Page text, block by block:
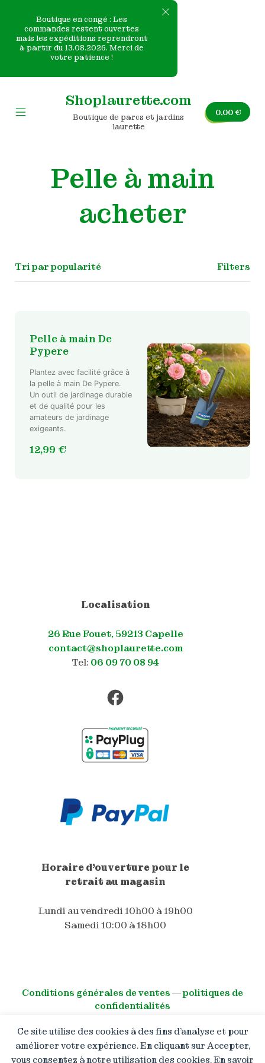
Boutique en congé : Les
commandes restent ouvertes
mais les expéditions reprendront
à partir du 13.08.2026. Merci de
votre patience !
Ce site utilise des cookies à des fins d’analyse et pour
améliorer votre expérience. En cliquant sur Accepter,
vous consentez à notre utilisation des cookies. En savoir
content
Shoplaurette.com
Boutique de parcs et jardins
laurette
0,00€
Pelle à main
acheter
Filters
Pelle à main De
Pypere
Plantez avec facilité grâce à
la pelle à main De Pypere.
Un outil de jardinage durable
et de qualité pour les
amateurs de jardinage
exigeants.
12,99 €
Localisation
26 Rue Fouet, 59213 Capelle
contact@shoplaurette.com
Tel: 06 09 70 08 94
Facebook
Horaire d'ouverture pour le
retrait au magasin
Lundi au vendredi 10h00 à 19h00
Samedi 10:00 à 18h00
Conditions générales de ventes ―politiques de
confidentialités
© All right reserved
Boutique en congé : Les